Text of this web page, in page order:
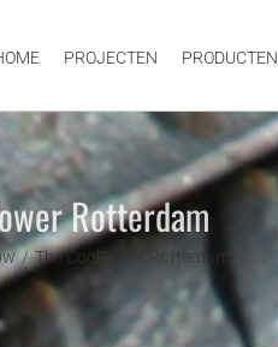
PROJECTEN PRODUCTEN
Rotterdam
The CoolTower Rotterdam